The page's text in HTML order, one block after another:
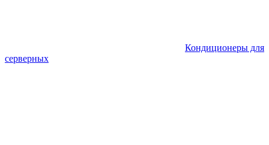
Кондиционеры для
серверных